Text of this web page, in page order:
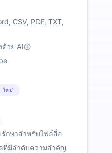
CSV, PDF, TXT,
วย AI
ใหม่
รักษาสำหรับไฟล์สื่อ
ที่มีลำดับความสำคัญ